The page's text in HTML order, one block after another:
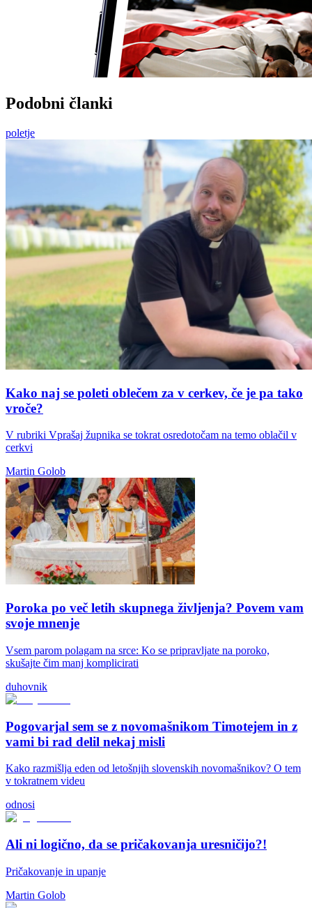
Podobni članki
poletje
Kako naj se poleti oblečem za v cerkev, če je pa tako
vroče?
V rubriki Vprašaj župnika se tokrat osredotočam na temo oblačil v
cerkvi
Martin Golob
Poroka po več letih skupnega življenja? Povem vam
svoje mnenje
Vsem parom polagam na srce: Ko se pripravljate na poroko,
skušajte čim manj komplicirati
duhovnik
Pogovarjal sem se z novomašnikom Timotejem in z
vami bi rad delil nekaj misli
Kako razmišlja eden od letošnjih slovenskih novomašnikov? O tem
v tokratnem videu
odnosi
Ali ni logično, da se pričakovanja uresničijo?!
Pričakovanje in upanje
Martin Golob